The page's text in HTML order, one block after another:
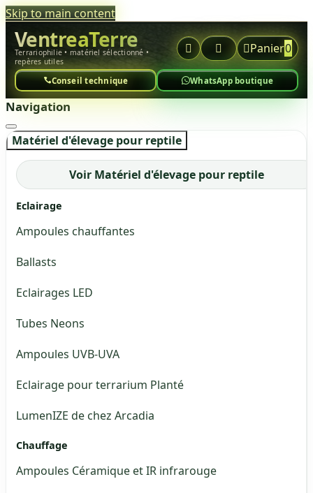
Skip to main content
VentreaTerre
Terrariophilie • matériel sélectionné •
repères utiles
  Panier0
Conseil technique WhatsApp boutique
Navigation
Matériel d'élevage pour reptile
Voir Matériel d'élevage pour reptile
Eclairage
Ampoules chauffantes
Ballasts
Eclairages LED
Tubes Neons
Ampoules UVB-UVA
Eclairage pour terrarium Planté
LumenIZE de chez Arcadia
Chauffage
Ampoules Céramique et IR infrarouge